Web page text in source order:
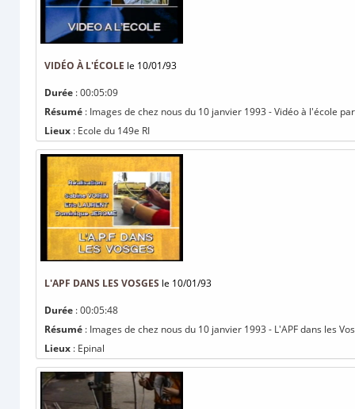
VIDÉO À L'ÉCOLE le 10/01/93
Durée : 00:05:09
Résumé : Images de chez nous du 10 janvier 1993 - Vidéo à l'école
Lieux : Ecole du 149e RI
L'APF DANS LES VOSGES le 10/01/93
Durée : 00:05:48
Résumé : Images de chez nous du 10 janvier 1993 - L'APF dans les
Lieux : Epinal